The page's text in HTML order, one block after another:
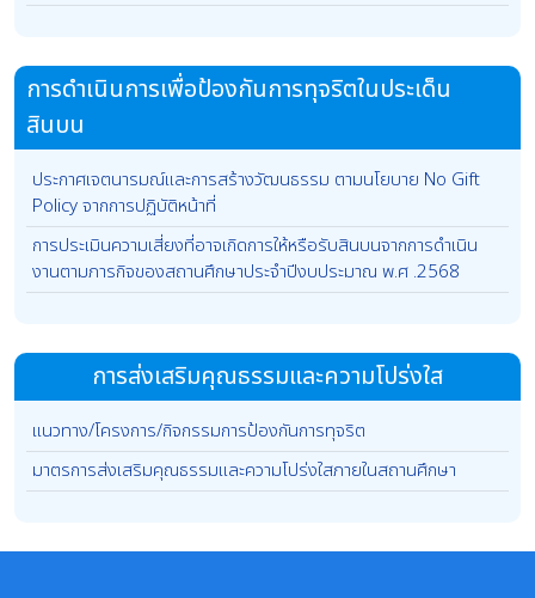
การดําเนินการเพื่อป้องกันการทุจริตในประเด็น
สินบน
ประกาศเจตนารมณ์และการสร้างวัฒนธรรม ตามนโยบาย No Gift
Policy จากการปฏิบัติหน้าที่
การประเมินความเสี่ยงที่อาจเกิดการให้หรือรับสินบนจากการดำเนิน
งานตามภารกิจของสถานศึกษาประจำปีงบประมาณ พ.ศ .2568
การส่งเสริมคุณธรรมและความโปร่งใส
แนวทาง/โครงการ/กิจกรรมการป้องกันการทุจริต
มาตรการส่งเสริมคุณธรรมและความโปร่งใสภายในสถานศึกษา